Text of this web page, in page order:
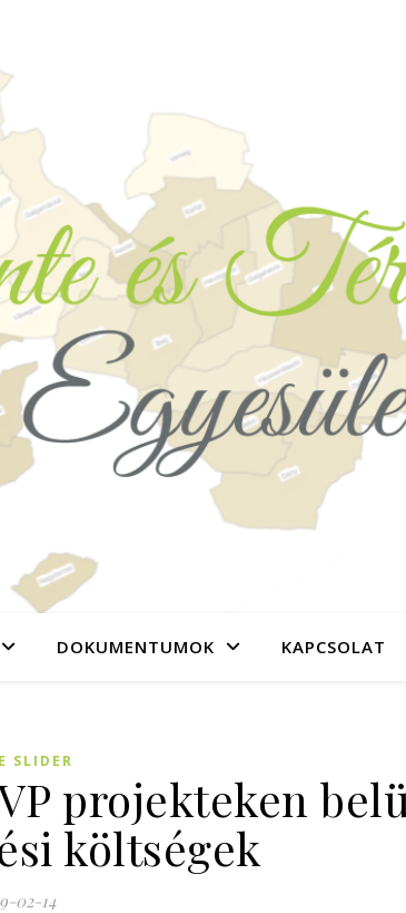
DOKUMENTUMOK KAPCSOLAT
SLIDER
projekteken
költségek
02-14